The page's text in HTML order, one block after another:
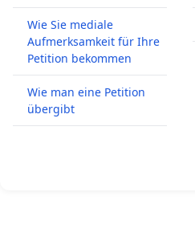
Wie Sie mediale
Aufmerksamkeit für Ihre
Petition bekommen
Wie man eine Petition
übergibt